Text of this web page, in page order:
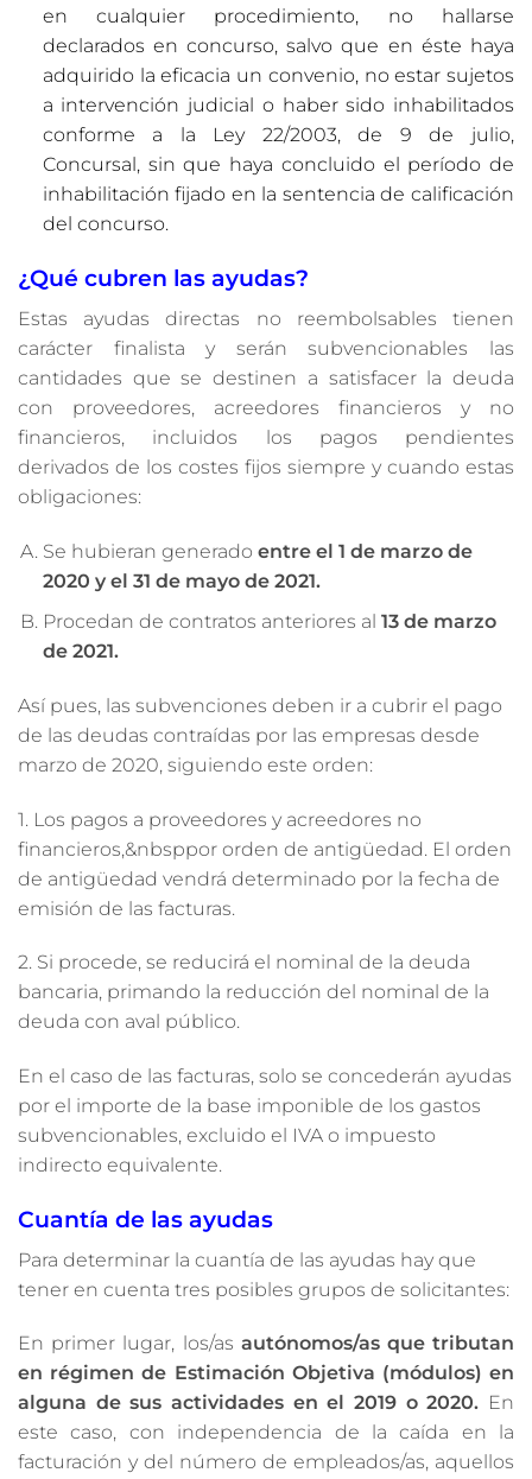
en cualquier procedimiento, no hallarse
declarados en concurso, salvo que en éste haya
adquirido la eficacia un convenio, no estar sujetos
a intervención judicial o haber sido inhabilitados
conforme a la Ley 22/2003, de 9 de julio,
Concursal , sin que haya concluido el período de
inhabilitación fijado en la sentencia de calificación
del concurso.
¿Qué cubren las ayudas?
Estas ayudas directas no reembolsables tienen
carácter finalista y serán subvencionables las
cantidades que se destinen a satisfacer la deuda
con proveedores, acreedores financieros y no
financieros, incluidos los pagos pendientes
derivados de los costes fijos siempre y cuando estas
obligaciones:
Se hubieran generado entre el 1 de marzo de
2020 y el 31 de mayo de 2021.
Procedan de contratos anteriores al 13 de marzo
de 2021.
Así pues, las subvenciones deben ir a cubrir el pago
de las deudas contraídas por las empresas desde
marzo de 2020, siguiendo este orden:
1. Los pagos a proveedores y acreedores no
financieros,&nbsppor orden de antigüedad. El orden
de antigüedad vendrá determinado por la fecha de
emisión de las facturas.
2. Si procede, se reducirá el nominal de la deuda
bancaria, primando la reducción del nominal de la
deuda con aval público.
En el caso de las facturas, solo se concederán ayudas
por el importe de la base imponible de los gastos
subvencionables, excluido el IVA o impuesto
indirecto equivalente.
Cuantía de las ayudas
Para determinar la cuantía de las ayudas hay que
tener en cuenta tres posibles grupos de solicitantes:
En primer lugar, los/as autónomos/as que tributan
en régimen de Estimación Objetiva (módulos) en
alguna de sus actividades en el 2019 o 2020. En
este caso, con independencia de la caída en la
facturación y del número de empleados/as, aquellos